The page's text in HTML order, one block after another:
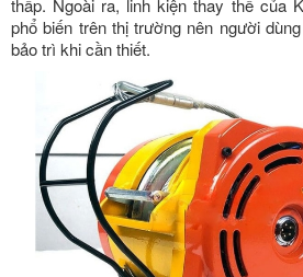
thấp. Ngoài ra, linh kiện thay thế của
phổ biến trên thị trường nên người
bảo trì khi cần thiết.